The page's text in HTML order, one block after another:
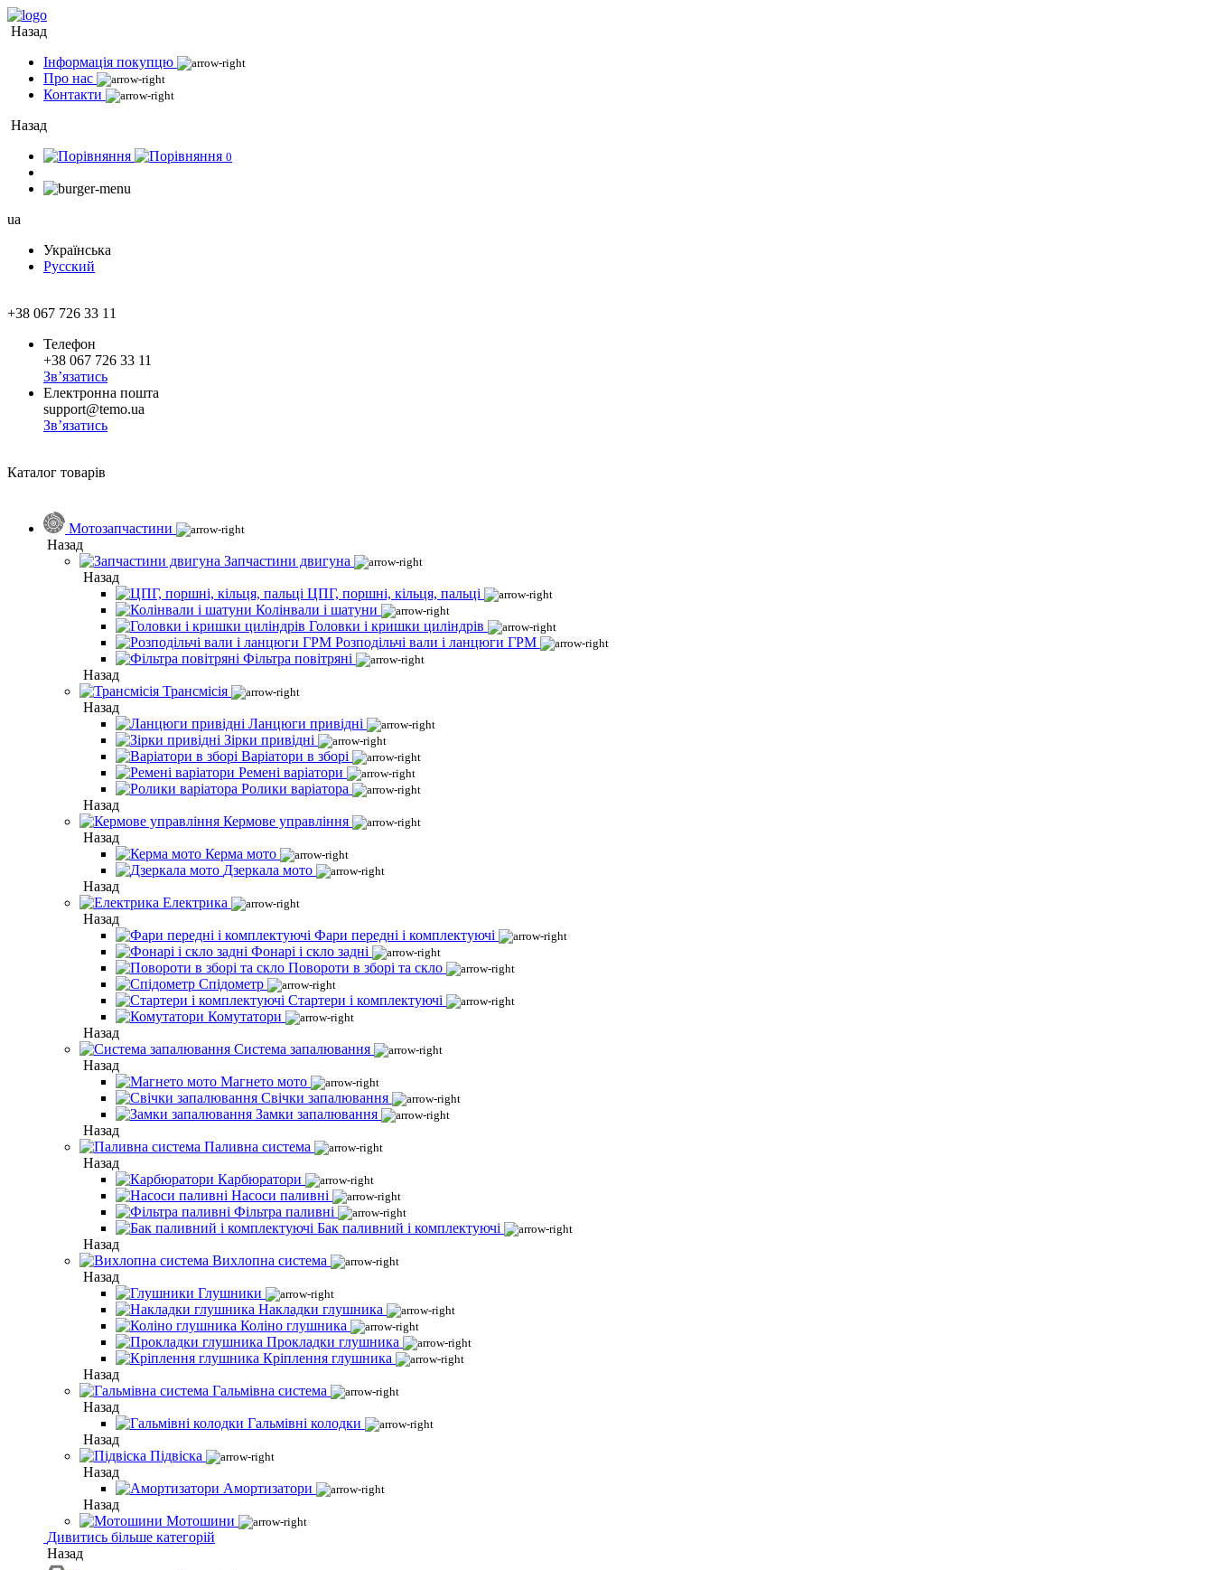
Назад
Інформація покупцю
Про нас
Контакти
Назад
0
ua
Українська
Русский
+38 067 726 33 11
Телефон
+38 067 726 33 11
Зв’язатись
Електронна пошта
support@temo.ua
Зв’язатись
Каталог товарів
Мотозапчастини
Назад
Запчастини двигуна
Назад
ЦПГ, поршні, кільця, пальці
Колінвали і шатуни
Головки і кришки циліндрів
Розподільчі вали і ланцюги ГРМ
Фільтра повітряні
Назад
Трансмісія
Назад
Ланцюги привідні
Зірки привідні
Варіатори в зборі
Ремені варіатори
Ролики варіатора
Назад
Кермове управління
Назад
Керма мото
Дзеркала мото
Назад
Електрика
Назад
Фари передні і комплектуючі
Фонарі і скло задні
Повороти в зборі та скло
Спідометр
Стартери і комплектуючі
Комутатори
Назад
Система запалювання
Назад
Магнето мото
Свічки запалювання
Замки запалювання
Назад
Паливна система
Назад
Карбюратори
Насоси паливні
Фільтра паливні
Бак паливний і комплектуючі
Назад
Вихлопна система
Назад
Глушники
Накладки глушника
Коліно глушника
Прокладки глушника
Кріплення глушника
Назад
Гальмівна система
Назад
Гальмівні колодки
Назад
Підвіска
Назад
Амортизатори
Назад
Мотошини
Дивитись більше категорій
Назад